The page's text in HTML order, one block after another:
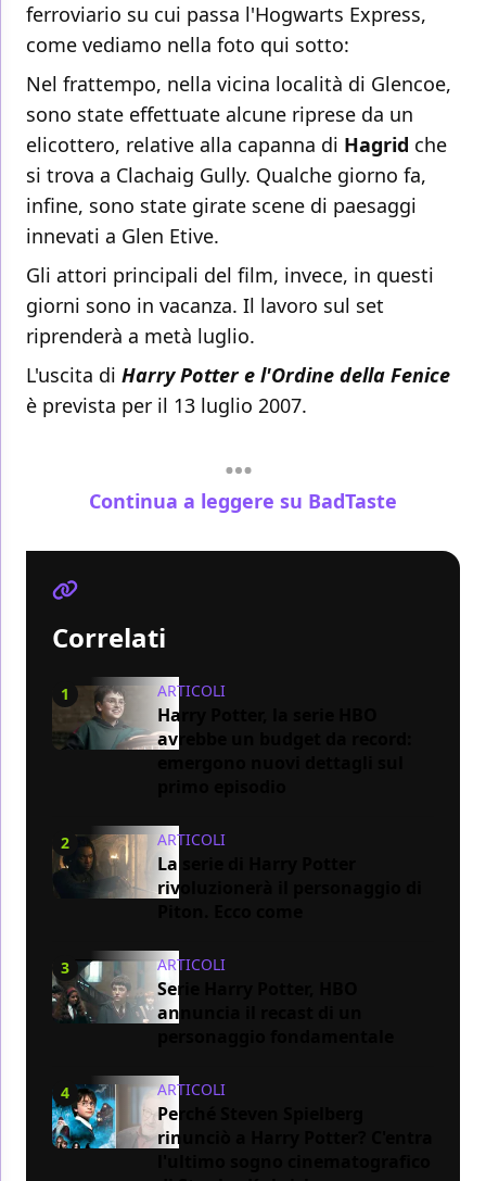
ferroviario su cui passa l'Hogwarts Express,
come vediamo nella foto qui sotto:
Nel frattempo, nella vicina località di Glencoe,
sono state effettuate alcune riprese da un
elicottero, relative alla capanna di Hagrid che
si trova a Clachaig Gully. Qualche giorno fa,
infine, sono state girate scene di paesaggi
innevati a Glen Etive.
Gli attori principali del film, invece, in questi
giorni sono in vacanza. Il lavoro sul set
riprenderà a metà luglio.
L'uscita di Harry Potter e l'Ordine della Fenice
è prevista per il 13 luglio 2007.
Continua a leggere su BadTaste
Correlati
1 ARTICOLI
Harry Potter, la serie HBO
avrebbe un budget da record:
2 ARTICOLI
La serie di Harry Potter
rivoluzionerà il personaggio di
3 ARTICOLI
Serie Harry Potter, HBO
annuncia il recast di un
4 ARTICOLI
Perché Steven Spielberg
rinunciò a Harry Potter? C'entra